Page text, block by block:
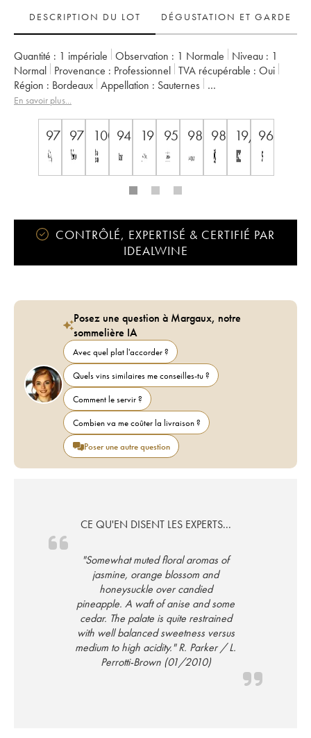
DESCRIPTION DU LOT
DÉGUSTATION ET GARDE
Quantité : 1 impériale Observation : 1 Normale Niveau : 1
Normal
Provenance : professionnel TVA récupérable :
oui
Région :
Bordeaux Appellation :
Sauternes
Classement :
En savoir plus...
97 97 100 94 19 95 98 98 19/20
96
CONTRÔLÉ, EXPERTISÉ & CERTIFIÉ PAR
IDEALWINE
Posez une question à Margaux, notre
sommelière IA
Avec quel plat l'accorder ?
Quels vins similaires me conseilles-tu ?
Comment le servir ?
Combien va me coûter la livraison ?
Poser une autre question
CE QU'EN DISENT LES EXPERTS...
"Somewhat muted floral aromas of
jasmine, orange blossom and
honeysuckle over candied
pineapple. A waft of anise and some
cedar. The palate is quite restrained
with well balanced sweetness versus
medium to high acidity." R. Parker / L.
Perrotti-Brown (01/2010)